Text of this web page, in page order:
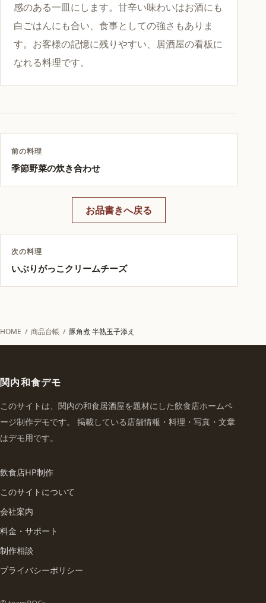
感のある一皿にします。甘辛い味わいはお酒にも
白ごはんにも合い、食事としての強さもありま
す。お客様の記憶に残りやすい、居酒屋の看板に
なれる料理です。
前の料理
季節野菜の炊き合わせ
お品書きへ戻る
次の料理
いぶりがっこクリームチーズ
HOME / 商品台帳 / 豚角煮 半熟玉子添え
関内和食デモ
このサイトは、関内の和食居酒屋を題材にした飲食店ホームペ
ージ制作デモです。 掲載している店舗情報・料理・写真・文章
はデモ用です。
飲食店HP制作
このサイトについて
会社案内
料金・サポート
制作相談
プライバシーポリシー